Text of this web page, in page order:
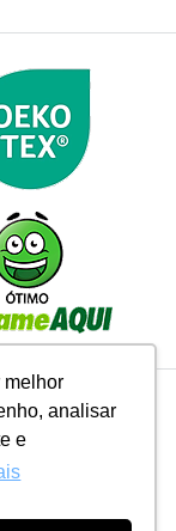
melhor
analisar
e
- CNPJ
04209-000